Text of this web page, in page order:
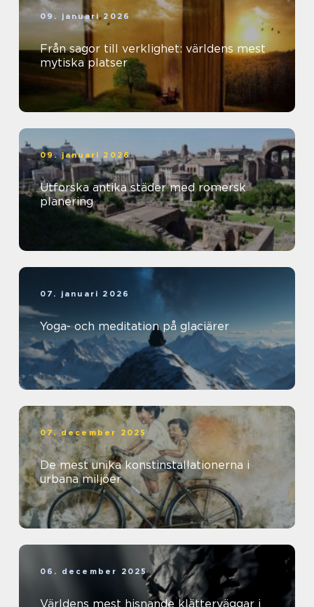
09. januari 2026
Från sagor till verklighet: världens mest
mytiska platser
09. januari 2026
Utforska antika städer med romersk
planering
07. januari 2026
Yoga- och meditation på glaciärer
07. december 2025
De mest unika konstinstallationerna i
urbana miljöer
06. december 2025
Världens mest hisnande klätterväggar i